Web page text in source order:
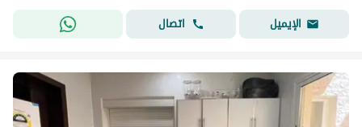
الإيميل
اتصال